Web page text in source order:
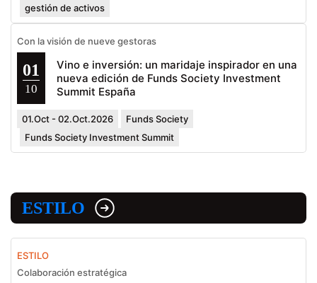
gestión de activos
Con la visión de nueve gestoras
01
10
Vino e inversión: un maridaje inspirador en una
nueva edición de Funds Society Investment
Summit España
01.Oct - 02.Oct.2026
Funds Society
Funds Society Investment Summit
ESTILO
ESTILO
Colaboración estratégica